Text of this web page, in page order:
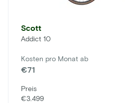
Scott
Addict 10
Kosten pro Monat ab
€71
Preis
€3.499